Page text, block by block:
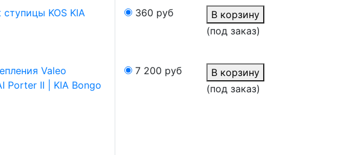
ступицы KOS KIA
360 руб
В корзину
(под заказ)
Valeo
Porter II | KIA Bongo
7 200 руб
В корзину
(под заказ)